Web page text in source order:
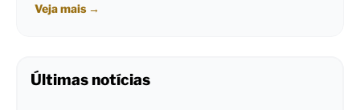
Veja mais →
Últimas notícias